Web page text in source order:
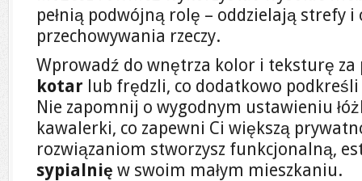
pełnią podwójną rolę – oddzielają strefy
przechowywania rzeczy.
Wprowadź do wnętrza kolor i teksturę
kotar lub frędzli, co dodatkowo
Nie zapomnij o wygodnym ustawieniu
kawalerki, co zapewni Ci większą
rozwiązaniom stworzysz funkcjonalną,
sypialnię w swoim małym mieszkaniu.